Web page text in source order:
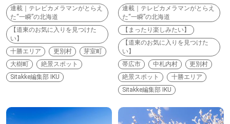
道央
KEYWORD キーワード
Sitakke編集部あい
【いろんな価値観や生き方に触れたい】
連載｜テレビカメラマンがとらえ
た“一瞬”の北海道
【道東のお気に入りを見つけた
い】
十勝エリア
更別村
芽室町
大樹町
絶景スポット
Sitakke編集部 IKU
連載｜テレビカメラマンがとらえ
た“一瞬”の北海道
【まったり楽しみたい】
【道東のお気に入りを見つけた
い】
帯広市
中札内村
更別村
絶景スポット
十勝エリア
Sitakke編集部 IKU